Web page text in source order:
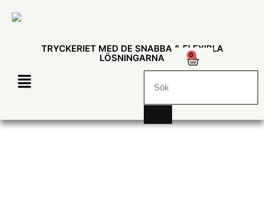
TRYCKERIET MED DE SNABBA & FLEXIBLA
LÖSNINGARNA
0